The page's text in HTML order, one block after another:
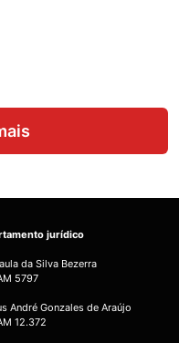
jurídico
da Silva Bezerra
5797
André Gonzales de Araújo
12.372